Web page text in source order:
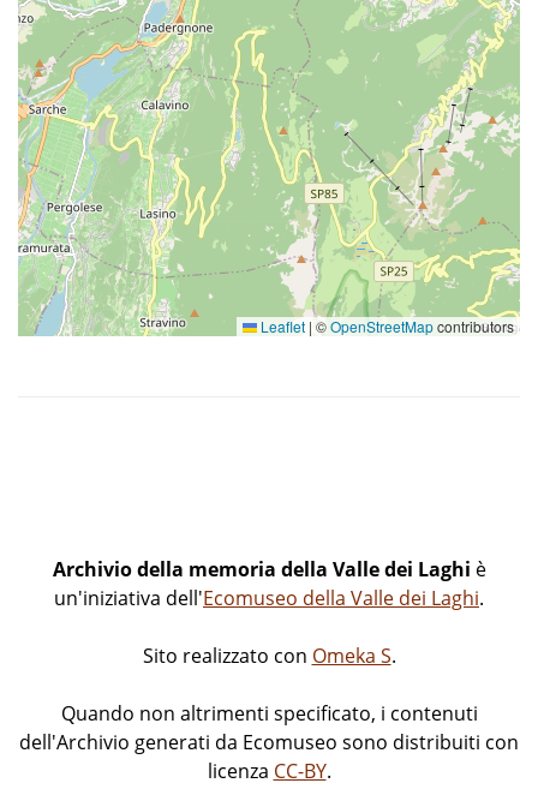
Leaflet | ©OpenStreetMapcontributors
Archivio della memoria della Valle dei Laghi è
un'iniziativa dell'Ecomuseo della Valle dei Laghi.
Sito realizzato con Omeka S.
Quando non altrimenti specificato, i contenuti
dell'Archivio generati da Ecomuseo sono distribuiti con
licenza CC-BY.